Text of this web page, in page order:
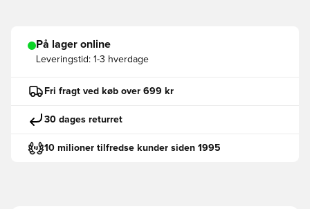
På lager online
Leveringstid: 1-3 hverdage
Fri fragt ved køb over 699 kr
30 dages returret
10 milioner tilfredse kunder siden 1995